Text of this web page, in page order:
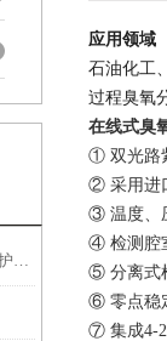
高浓度臭氧检测仪准确出击，守护环境安全新防线！
应用领域
石油化工
过程臭氧
在线式臭
① 双光路
② 采用进
③ 温度、
④ 检测腔
⑤ 分离式
⑥ 零点稳
⑦ 集成4-